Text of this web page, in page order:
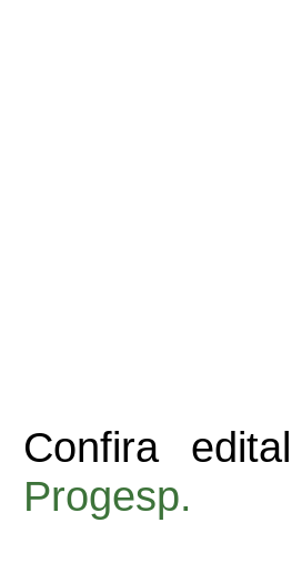
Confira
Progesp.